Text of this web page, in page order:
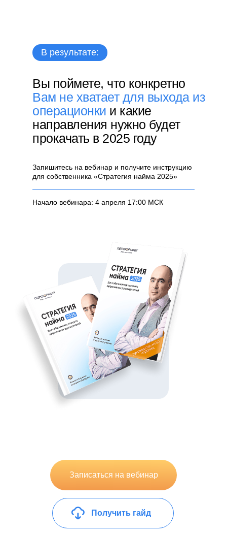
В результате:
Вы поймете, что конкретно
Вам не хватает для выхода из
операционки и какие
направления нужно будет
прокачать в 2025 году
Запишитесь на вебинар и получите инструкцию
для собственника «Стратегия найма 2025»
Записаться на вебинар
Получить гайд
Начало вебинара: 4 апреля 17:00 МСК